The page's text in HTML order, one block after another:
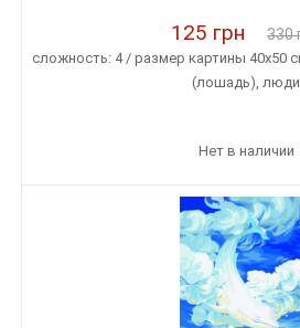
125 грн 330
сложность: 4 / размер картины 40х50
(лошадь), люди
Нет в наличии